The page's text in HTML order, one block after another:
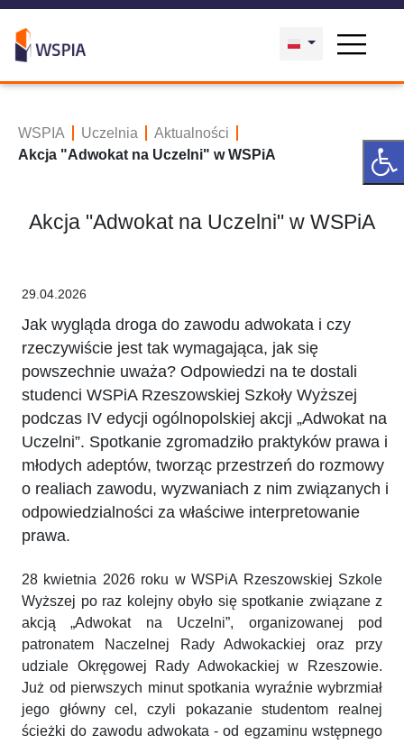
WSPIA Uczelnia
Aktualności
Akcja "Adwokat na Uczelni" w WSPiA
Akcja "Adwokat na Uczelni" w WSPiA
29.04.2026
Jak wygląda droga do zawodu adwokata i czy
rzeczywiście jest tak wymagająca, jak się
powszechnie uważa? Odpowiedzi na te dostali
studenci WSPiA Rzeszowskiej Szkoły Wyższej
podczas IV edycji ogólnopolskiej akcji „Adwokat na
Uczelni”. Spotkanie zgromadziło praktyków prawa i
młodych adeptów, tworząc przestrzeń do rozmowy
o realiach zawodu, wyzwaniach z nim związanych i
odpowiedzialności za właściwe interpretowanie
prawa.
28 kwietnia 2026 roku w WSPiA Rzeszowskiej Szkole
Wyższej po raz kolejny obyło się spotkanie związane z
akcją „Adwokat na Uczelni”, organizowanej pod
patronatem Naczelnej Rady Adwokackiej oraz przy
udziale Okręgowej Rady Adwokackiej w Rzeszowie.
Już od pierwszych minut spotkania wyraźnie wybrzmiał
jego główny cel, czyli pokazanie studentom realnej
ścieżki do zawodu adwokata - od egzaminu wstępnego